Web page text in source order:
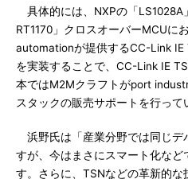
具体的には、NXPの「LS1028A
RT1170」クロスオーバーMCUに
automationが提供するCC-Link IE
を実装することで、CC-Link IE
本ではM2Mクラフトがport
スタックの販売サポートを行って
浜野氏は「産業分野では同じデ
すが、今はまさにスマート化など
す。さらに、TSNなどの革新的な